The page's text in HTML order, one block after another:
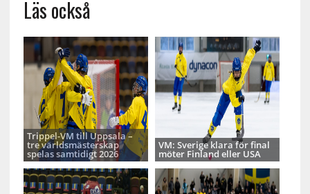
Läs också
Trippel-VM till Uppsala –
tre världsmästerskap
spelas samtidigt 2026
VM: Sverige klara för final
möter Finland eller USA